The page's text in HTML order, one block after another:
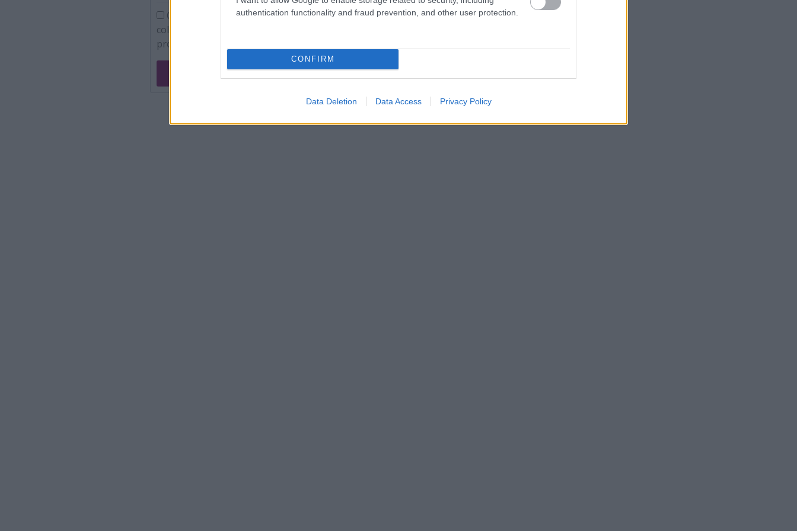
authentication functionality and fraud prevention, and other user protection.
CONFIRM
Data Deletion Data Access Privacy Policy
Confirm ca am peste 16 ani si sunt de acord ca Karena.ro sa
colecteze adresa de email pentru a primi newslettere si e-mail-uri
promotionale.
Vreau să aflu ultimele noutăți